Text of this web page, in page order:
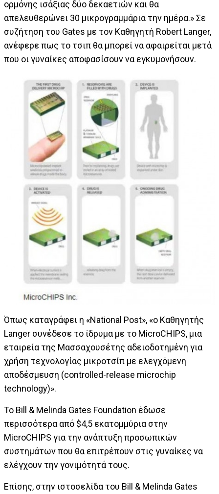
ορμόνης ισάξιας δύο δεκαετιών και θα
απελευθερώνει 30 μικρογραμμάρια την ημέρα.» Σε
συζήτηση του Gates με τον Καθηγητή Robert Langer,
ανέφερε πως το τσιπ θα μπορεί να αφαιρείται μετά
που οι γυναίκες αποφασίσουν να εγκυμονήσουν.
Όπως καταγράφει η «National Post», «ο Καθηγητής
Langer συνέδεσε το ίδρυμα με το MicroCHIPS, μια
εταιρεία της Μασσαχουσέτης αδειοδοτημένη για
χρήση τεχνολογίας μικροτσίπ με ελεγχόμενη
αποδέσμευση (controlled-release microchip
technology)».
Το Bill & Melinda Gates Foundation έδωσε
περισσότερα από $4,5 εκατομμύρια στην
MicroCHIPS για την ανάπτυξη προσωπικών
συστημάτων που θα επιτρέπουν στις γυναίκες να
ελέγχουν την γονιμότητά τους.
Επίσης, στην ιστοσελίδα του Bill & Melinda Gates